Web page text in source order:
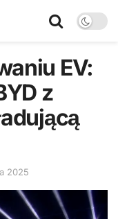
EV:
z
2025